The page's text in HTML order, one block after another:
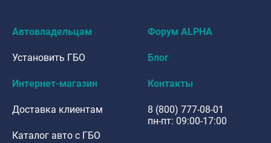
Автовладельцам
Установить ГБО
Интернет-магазин
Доставка клиентам
Каталог авто с ГБО
Форум ALPHA
Блог
Контакты
8 (800) 777-08-01
пн-пт: 09:00-17:00